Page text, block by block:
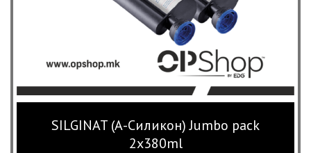
SILGINAT (А-Силикон) Jumbo pack
2x380ml